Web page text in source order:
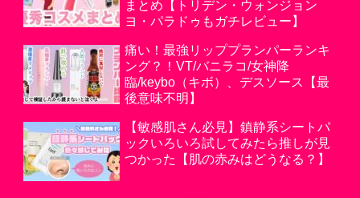
まとめ【トリデン・ウォンジョン
ヨ・パラドゥもガチレビュー】
痛い！最強リッププランパーランキ
ング？！VT/バニラコ/女神降
臨/keybo（キボ）、デスソース【最
後意味不明】
【敏感肌さん必見】鎮静系シートパ
ックいろいろ試してみたら推しが見
つかった【肌の赤みはどうなる？】